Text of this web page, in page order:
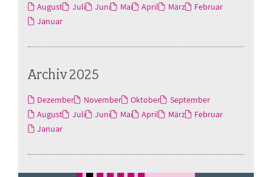
August Juli Juni Mai April März
Februar
Januar
Archiv 2025
Dezember November Oktober
September
August
Juli Juni Mai April März
Februar
Januar